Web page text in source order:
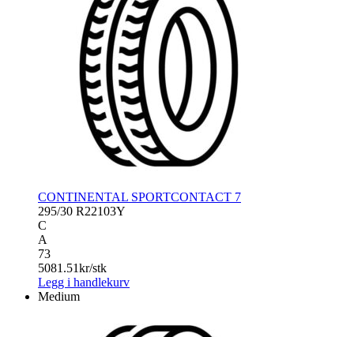
CONTINENTAL SPORTCONTACT 7
295/30 R22103Y
C
A
73
5081.51kr/stk
Legg i handlekurv
Medium